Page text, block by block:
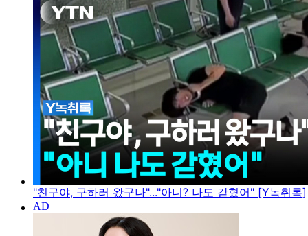
"친구야, 구하러 왔구나"..."아니? 나도 갇혔어" [Y녹취록]